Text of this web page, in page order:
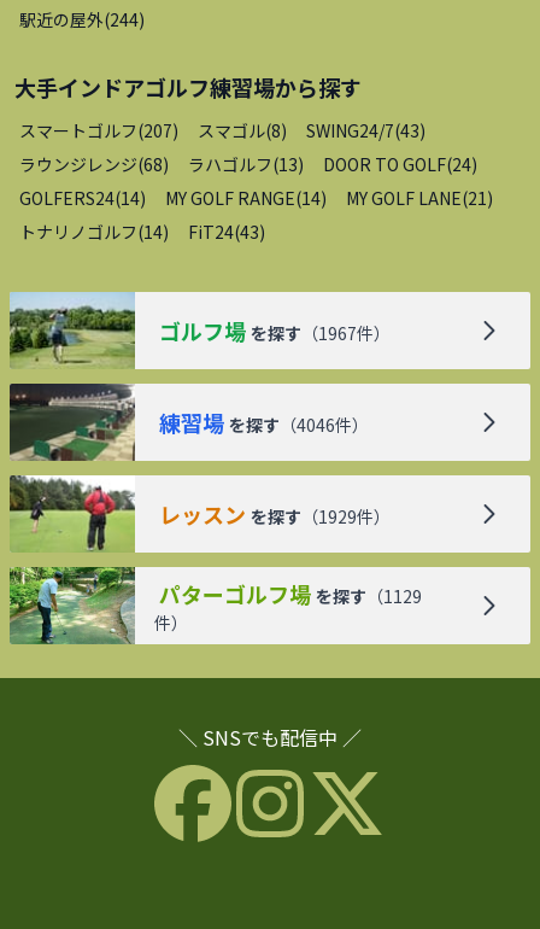
駅近の屋外(244)
大手インドアゴルフ練習場から探す
スマートゴルフ(207) スマゴル(8) SWING24/7(43)
ラウンジレンジ(68) ラハゴルフ(13) DOOR TO GOLF(24)
GOLFERS24(14) MY GOLF RANGE(14) MY GOLF LANE(21 )
トナリノゴルフ(14) FiT24(43)
ゴルフ場 を探す （1967件）
練習場 を探す （4046件）
レッスン を探す （1929件）
パターゴルフ場 を探す （1129
件）
＼ SNSでも配信中 ／